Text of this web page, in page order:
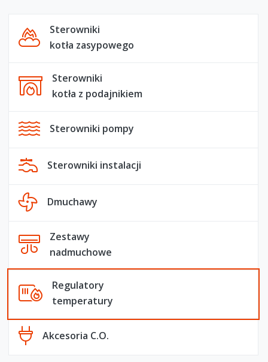
Sterowniki
kotła zasypowego
Sterowniki
kotła z podajnikiem
Sterowniki pompy
Sterowniki instalacji
Dmuchawy
Zestawy
nadmuchowe
Regulatory
temperatury
Akcesoria C.O.